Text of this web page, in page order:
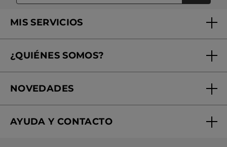
MIS SERVICIOS
Tratamientos de Belleza
Mi club Yves Rocher
¿QUIÉNES SOMOS?
¿Quiénes somos?
Nuestros compromisos
NOVEDADES
Rebajas
AYUDA Y CONTACTO